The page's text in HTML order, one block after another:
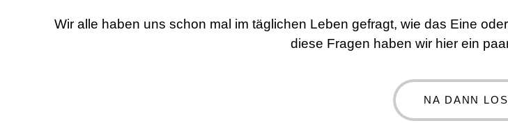
Wir alle haben uns schon mal im täglichen Leben gefragt, wie das Eine
diese Fragen haben wir hier ein
NA DANN